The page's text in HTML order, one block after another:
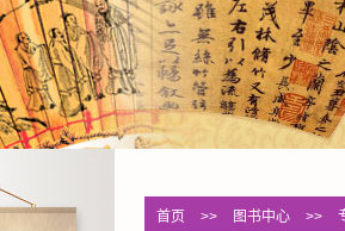
首页 >> 图书中心 >>